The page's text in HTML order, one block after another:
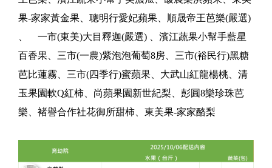
果-家家黃金果、聰明行愛妃蘋果、順晟帝王芭樂(嚴選)
、 一市(東美)大目釋迦(嚴選) 、濱江蔬果小幫手藍星
百香果、三市(一農)紫泡泡葡萄8房、三市(裕民行)黑糖
芭比蓮霧、三市(四季行)蜜蘋果、大武山紅龍楊桃、清
玉果園軟Q紅柿、尚蘋果園新世紀梨、彭圓8樂珍珠芭
樂、褚譽合作社花御所甜柿、東美果-家家酪梨